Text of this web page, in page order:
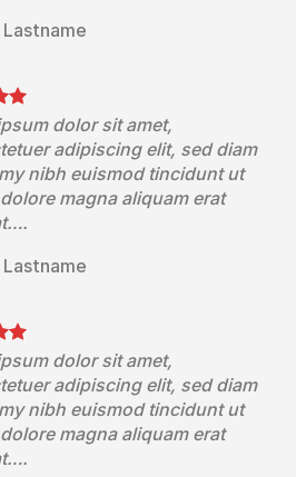
Lastname
dolor sit amet,
adipiscing elit, sed diam
nibh euismod tincidunt ut
magna aliquam erat
Lastname
dolor sit amet,
adipiscing elit, sed diam
nibh euismod tincidunt ut
magna aliquam erat